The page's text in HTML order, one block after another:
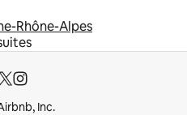
Rhône-Alpes
Inc.